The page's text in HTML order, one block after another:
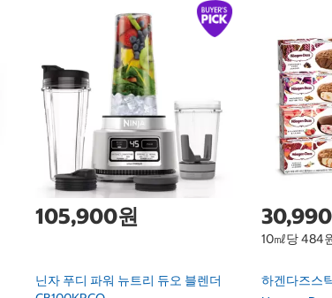
105,900원
닌자 푸디 파워 뉴트리 듀오 블렌더
10㎖당 484
하겐다즈스